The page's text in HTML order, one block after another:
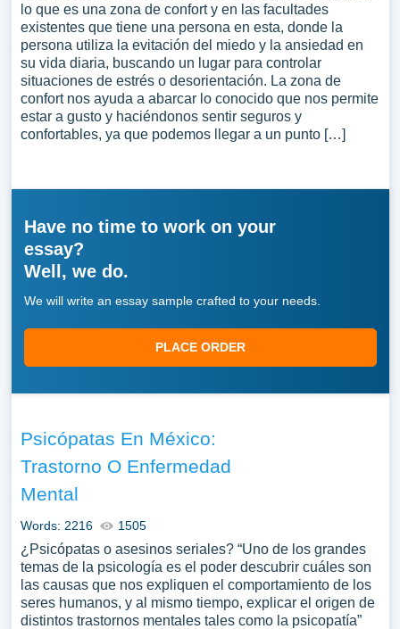
lo que es una zona de confort y en las facultades
existentes que tiene una persona en esta, donde la
persona utiliza la evitación del miedo y la ansiedad en
su vida diaria, buscando un lugar para controlar
situaciones de estrés o desorientación. La zona de
confort nos ayuda a abarcar lo conocido que nos permite
estar a gusto y haciéndonos sentir seguros y
confortables, ya que podemos llegar a un punto […]
Have no time to work on your
essay?
Well, we do.
We will write an essay sample crafted to your needs.
PLACE ORDER
Psicópatas En México:
Trastorno O Enfermedad
Mental
Words: 2216 1505
¿Psicópatas o asesinos seriales? “Uno de los grandes
temas de la psicología es el poder descubrir cuáles son
las causas que nos expliquen el comportamiento de los
seres humanos, y al mismo tiempo, explicar el origen de
distintos trastornos mentales tales como la psicopatía”